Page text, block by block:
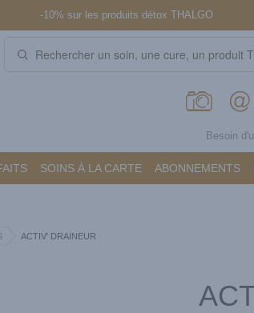
SOINS À LA CARTE ABONNEMENTS
-10% sur les produits détox THALGO
Besoin
ACTIV' DRAINEUR